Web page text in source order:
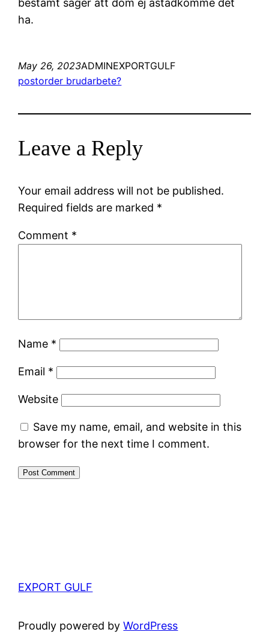
bestamt sager att dom ej astadkomme det
ha.
May 26, 2023ADMINEXPORTGULF
postorder brudarbete?
Leave a Reply
Your email address will not be published.
Required fields are marked *
Comment *
Name *
Email *
Website
Save my name, email, and website in this
browser for the next time I comment.
EXPORT GULF
Proudly powered byWordPress